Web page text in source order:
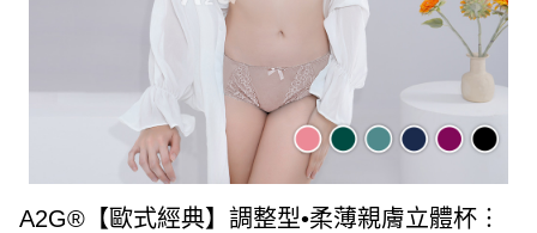
A2G®【歐式經典】調整型•柔薄親膚立體杯︙